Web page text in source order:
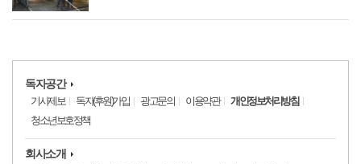
독자공간
기사제보 독자(후원)가입 광고문의 이용약관
개인정보처리방침
청소년보호정책
회사소개